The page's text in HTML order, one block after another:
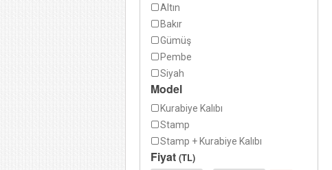
Altın
Bakır
Gümüş
Pembe
Siyah
Model
Kurabiye Kalıbı
Stamp
Stamp + Kurabiye Kalıbı
Fiyat (TL)